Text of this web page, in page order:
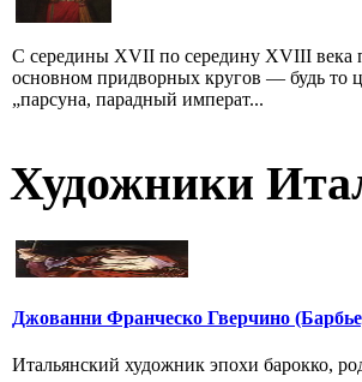
С середины XVII по середину XVIII века
основном придворных кругов — будь то
„парсуна, парадный императ...
Художники
Джованни Франческо Гверчино
Итальянский художник эпохи барокко,